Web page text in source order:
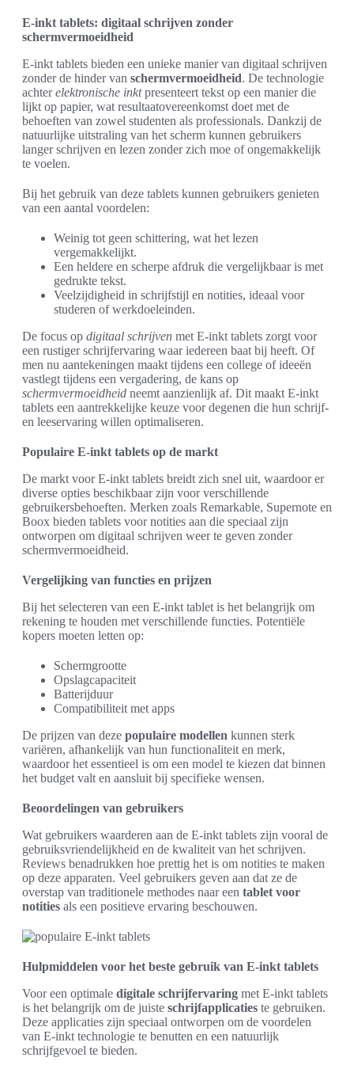
E-inkt tablets: digitaal schrijven zonder
schermvermoeidheid
E-inkt tablets bieden een unieke manier van digitaal schrijven
zonder de hinder van schermvermoeidheid. De technologie
achterelektronische inktpresenteert tekst op een manier die
lijkt op papier, wat resultaatovereenkomst doet met de
behoeften van zowel studenten als professionals. Dankzij de
natuurlijke uitstraling van het scherm kunnen gebruikers
langer schrijven en lezen zonder zich moe of ongemakkelijk
te voelen.
Bij het gebruik van deze tablets kunnen gebruikers genieten
van een aantal voordelen:
Weinig tot geen schittering, wat het lezen
vergemakkelijkt.
Een heldere en scherpe afdruk die vergelijkbaar is met
gedrukte tekst.
Veelzijdigheid in schrijfstijl en notities, ideaal voor
studeren of werkdoeleinden.
De focus op digitaal schrijven met E-inkt tablets zorgt voor
een rustiger schrijfervaring waar iedereen baat bij heeft. Of
men nu aantekeningen maakt tijdens een college of ideeën
vastlegt tijdens een vergadering, de kans op
schermvermoeidheid neemt aanzienlijk af. Dit maakt E-inkt
tablets een aantrekkelijke keuze voor degenen die hun schrijf-
en leeservaring willen optimaliseren.
Populaire E-inkt tablets op de markt
De markt voor E-inkt tablets breidt zich snel uit, waardoor er
diverse opties beschikbaar zijn voor verschillende
gebruikersbehoeften. Merken zoals Remarkable, Supernote en
Boox bieden tablets voor notities aan die speciaal zijn
ontworpen om digitaal schrijven weer te geven zonder
schermvermoeidheid.
Vergelijking van functies en prijzen
Bij het selecteren van een E-inkt tablet is het belangrijk om
rekening te houden met verschillende functies. Potentiële
kopers moeten letten op:
Schermgrootte
Opslagcapaciteit
Batterijduur
Compatibiliteit met apps
De prijzen van deze populaire modellen kunnen sterk
variëren, afhankelijk van hun functionaliteit en merk,
waardoor het essentieel is om een model te kiezen dat binnen
het budget valt en aansluit bij specifieke wensen.
Beoordelingen van gebruikers
Wat gebruikers waarderen aan de E-inkt tablets zijn vooral de
gebruiksvriendelijkheid en de kwaliteit van het schrijven.
Reviews benadrukken hoe prettig het is om notities te maken
op deze apparaten. Veel gebruikers geven aan dat ze de
overstap van traditionele methodes naar een tablet voor
notities als een positieve ervaring beschouwen.
Hulpmiddelen voor het beste gebruik van E-inkt tablets
Voor een optimale digitale schrijfervaring met E-inkt tablets
is het belangrijk om de juiste schrijfapplicaties te gebruiken.
Deze applicaties zijn speciaal ontworpen om de voordelen
van E-inkt technologie te benutten en een natuurlijk
schrijfgevoel te bieden.